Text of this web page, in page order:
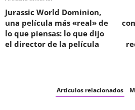
Jurassic World Dominion,
una película más «real» de
lo que piensas: lo que dijo
el director de la película
Artículos relacionados